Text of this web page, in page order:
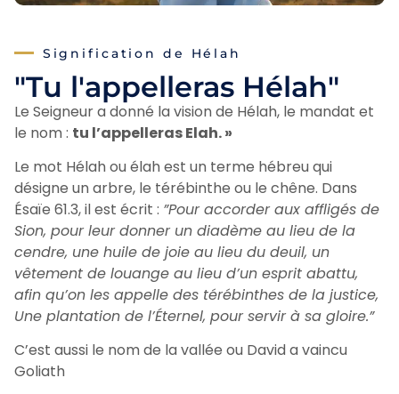
Signification de Hélah
"Tu l'appelleras Hélah"
Le Seigneur a donné la vision de Hélah, le mandat et
le nom : tu l’appelleras Elah. »
Le mot Hélah ou élah est un terme hébreu qui
désigne un arbre, le térébinthe ou le chêne. Dans
Ésaïe 61.3, il est écrit : ”Pour accorder aux affligés de
Sion, pour leur donner un diadème au lieu de la
cendre, une huile de joie au lieu du deuil, un
vêtement de louange au lieu d’un esprit abattu,
afin qu’on les appelle des térébinthes de la justice,
Une plantation de l’Éternel, pour servir à sa gloire.”
C’est aussi le nom de la vallée ou David a vaincu
Goliath